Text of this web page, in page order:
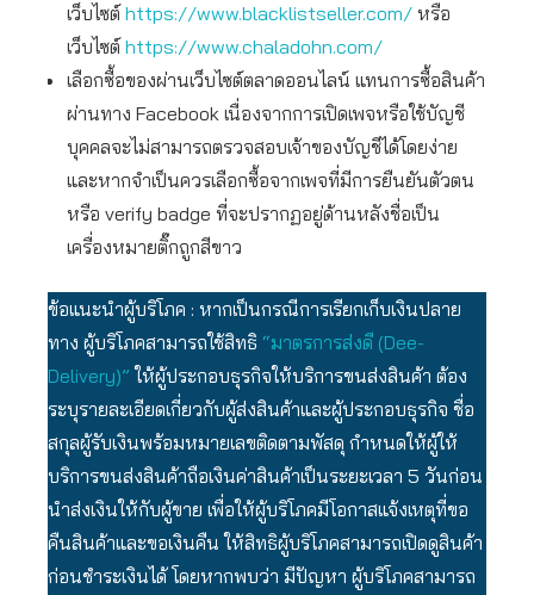
เว็บไซต์ https://www.blacklistseller.com/ หรือ
เว็บไซต์ https://www.chaladohn.com/
เลือกซื้อของผ่านเว็บไซต์ตลาดออนไลน์ แทนการซื้อสินค้า
ผ่านทาง Facebook เนื่องจากการเปิดเพจหรือใช้บัญชี
บุคคลจะไม่สามารถตรวจสอบเจ้าของบัญชีได้โดยง่าย
และหากจำเป็นควรเลือกซื้อจากเพจที่มีการยืนยันตัวตน
หรือ verify badge ที่จะปรากฏอยู่ด้านหลังชื่อเป็น
เครื่องหมายติ๊กถูกสีขาว
ข้อแนะนำผู้บริโภค : หากเป็นกรณีการเรียกเก็บเงินปลาย
ทาง ผู้บริโภคสามารถใช้สิทธิ “มาตรการส่งดี (Dee-
Delivery)”ให้ผู้ประกอบธุรกิจให้บริการขนส่งสินค้า ต้อง
ระบุรายละเอียดเกี่ยวกับผู้ส่งสินค้าและผู้ประกอบธุรกิจ ชื่อ
สกุลผู้รับเงินพร้อมหมายเลขติดตามพัสดุ กำหนดให้ผู้ให้
บริการขนส่งสินค้าถือเงินค่าสินค้าเป็นระยะเวลา 5 วันก่อน
นำส่งเงินให้กับผู้ขาย เพื่อให้ผู้บริโภคมีโอกาสแจ้งเหตุที่ขอ
คืนสินค้าและขอเงินคืน ให้สิทธิผู้บริโภคสามารถเปิดดูสินค้า
ก่อนชำระเงินได้ โดยหากพบว่า มีปัญหา ผู้บริโภคสามารถ